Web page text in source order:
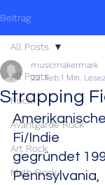
Beitrag
All Posts
Rock
Avantgarde Rock
Art Rock
Math Rock
All Posts
Strapping
musicmakermark
22. Feb.1 Min.
Fi/Indie
gegründet